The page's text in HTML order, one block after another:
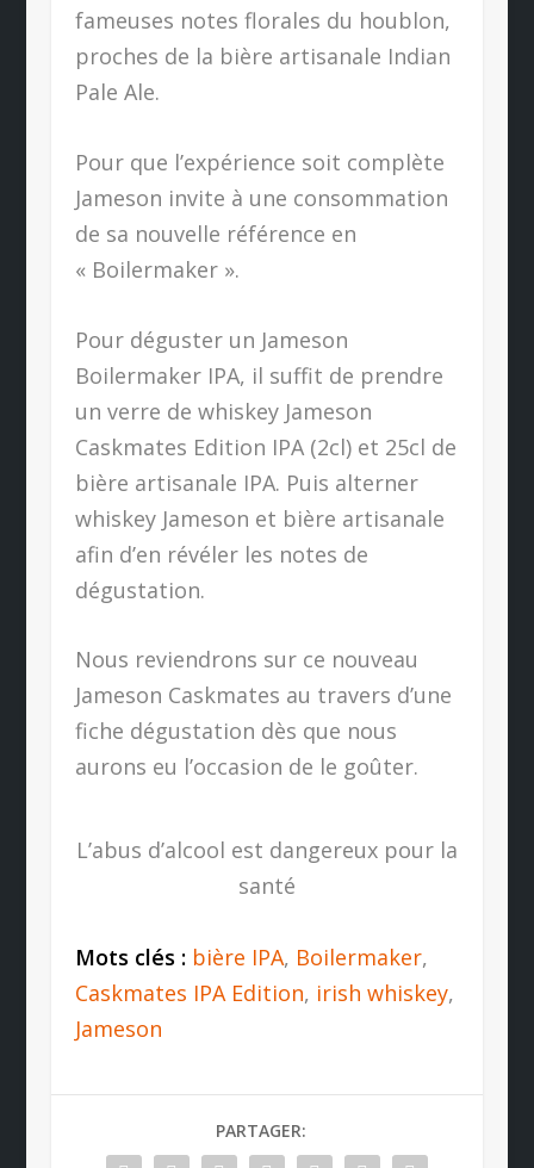
fameuses notes florales du houblon,
proches de la bière artisanale Indian
Pale Ale.
Pour que l’expérience soit complète
Jameson invite à une consommation
de sa nouvelle référence en
« Boilermaker ».
Pour déguster un Jameson
Boilermaker IPA, il suffit de prendre
un verre de whiskey Jameson
Caskmates Edition IPA (2cl) et 25cl de
bière artisanale IPA. Puis alterner
whiskey Jameson et bière artisanale
afin d’en révéler les notes de
dégustation.
Nous reviendrons sur ce nouveau
Jameson Caskmates au travers d’une
fiche dégustation dès que nous
aurons eu l’occasion de le goûter.
L’abus d’alcool est dangereux pour la
santé
Mots clés : bière IPA, Boilermaker,
Caskmates IPA Edition, irish whiskey,
Jameson
PARTAGER: